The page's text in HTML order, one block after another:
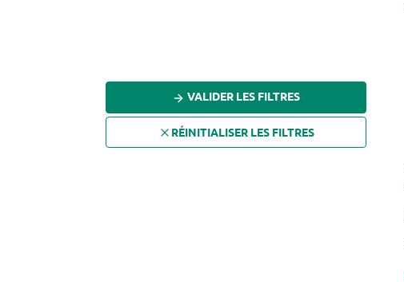
VALIDER LES FILTRES
RÉINITIALISER LES FILTRES